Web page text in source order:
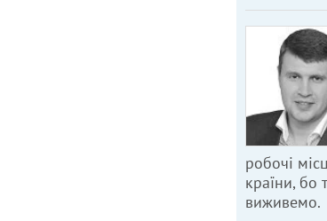
робочі
країни, бо
виживемо.